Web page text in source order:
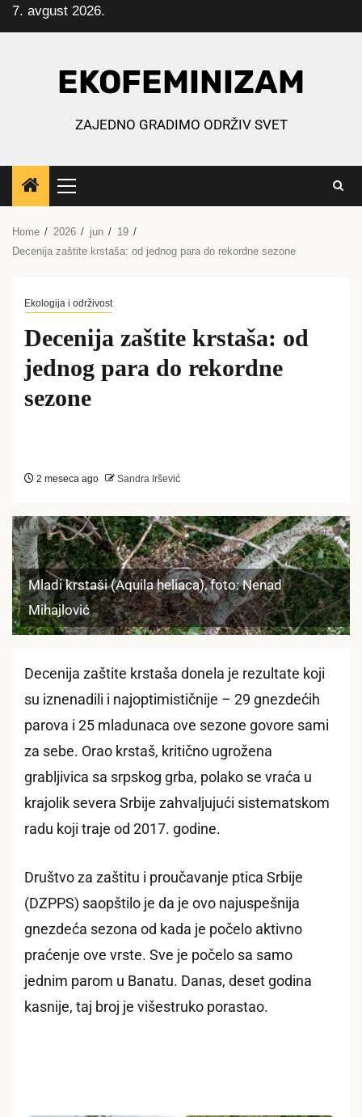
Skip
to
7. avgust 2026.
EKOFEMINIZAM
ZAJEDNO GRADIMO ODRŽIV SVET
Primary
Menu
Home 2026 jun
19
Decenija zaštite krstaša: od jednog para do rekordne sezone
Ekologija i održivost
Decenija zaštite krstaša: od
jednog para do rekordne
sezone
2 meseca ago Sandra Iršević
Mladi krstaši (Aquila heliaca), foto: Nenad
Mihajlović
Decenija zaštite krstaša donela je rezultate koji
su iznenadili i najoptimističnije – 29 gnezdećih
parova i 25 mladunaca ove sezone govore sami
za sebe. Orao krstaš, kritično ugrožena
grabljivica sa srpskog grba, polako se vraća u
krajolik severa Srbije zahvaljujući sistematskom
radu koji traje od 2017. godine.
Društvo za zaštitu i proučavanje ptica Srbije
(DZPPS) saopštilo je da je ovo najuspešnija
gnezdeća sezona od kada je počelo aktivno
praćenje ove vrste. Sve je počelo sa samo
jednim parom u Banatu. Danas, deset godina
kasnije, taj broj je višestruko porastao.